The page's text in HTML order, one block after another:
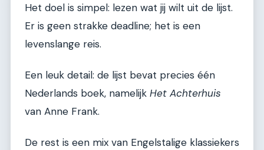
Het doel is simpel: lezen wat jij wilt uit de lijst.
Er is geen strakke deadline; het is een
levenslange reis.
Een leuk detail: de lijst bevat precies één
Nederlands boek, namelijk Het Achterhuis
van Anne Frank.
De rest is een mix van Engelstalige klassiekers